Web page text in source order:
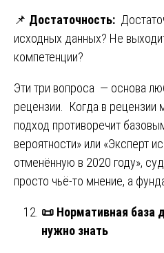
📌 Достаточность:
исходных данных? Не
компетенции?
Эти три вопроса — основа
рецензии. Когда в
подход противоречит
вероятности» или «Эксперт
отменённую в 2020 году»,
просто чьё-то мнение, а
📜 Нормативная база
нужно знать